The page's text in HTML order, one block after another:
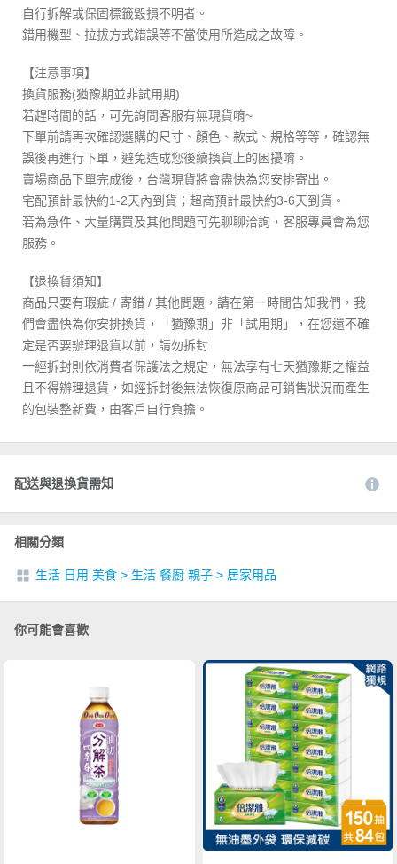
自行拆解或保固標籤毀損不明者。
錯用機型、拉拔方式錯誤等不當使用所造成之故障。
【注意事項】
換貨服務(猶豫期並非試用期)
若趕時間的話，可先詢問客服有無現貨唷~
下單前請再次確認選購的尺寸、顏色、款式、規格等等，確認無
誤後再進行下單，避免造成您後續換貨上的困擾唷。
賣場商品下單完成後，台灣現貨將會盡快為您安排寄出。
宅配預計最快約1-2天內到貨；超商預計最快約3-6天到貨。
若為急件、大量購買及其他問題可先聊聊洽詢，客服專員會為您
服務。
【退換貨須知】
商品只要有瑕疵 / 寄錯 / 其他問題，請在第一時間告知我們，我
們會盡快為你安排換貨，「猶豫期」非「試用期」，在您還不確
定是否要辦理退貨以前，請勿拆封
一經拆封則依消費者保護法之規定，無法享有七天猶豫期之權益
且不得辦理退貨，如經拆封後無法恢復原商品可銷售狀況而產生
的包裝整新費，由客戶自行負擔。
配送與退換貨需知
相關分類
生活 日用 美食 > 生活 餐廚 親子 > 居家用品
你可能會喜歡